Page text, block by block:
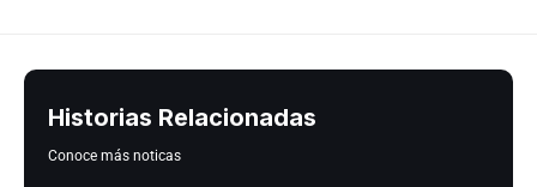
Historias Relacionadas
Conoce más noticas